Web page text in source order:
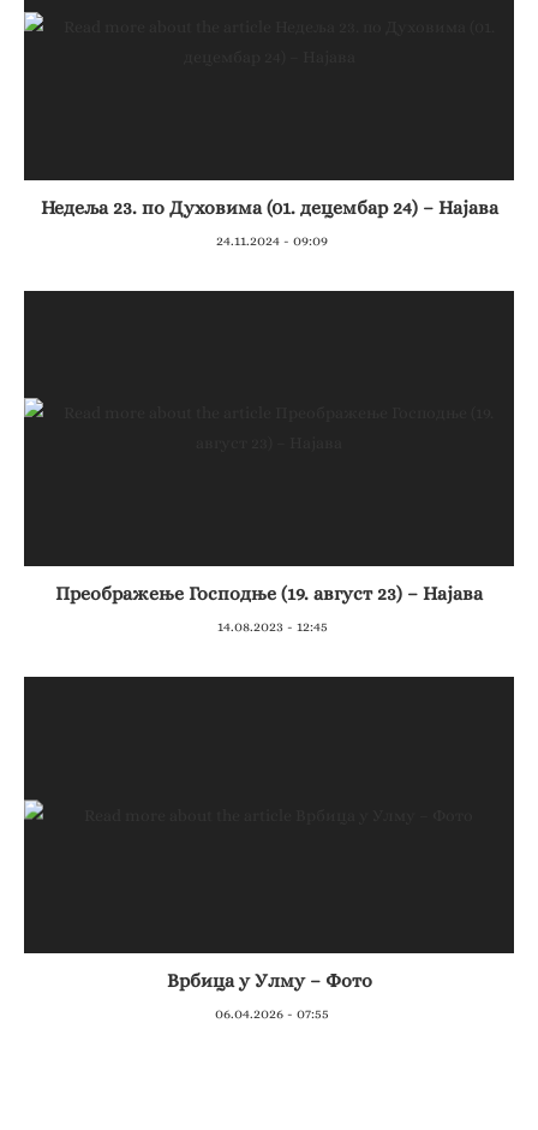
Недеља 23. по Духовима (01. децембар 24) – Најава
24.11.2024 - 09:09
Преображење Господње (19. август 23) – Најава
14.08.2023 - 12:45
Врбица у Улму – Фото
06.04.2026 - 07:55